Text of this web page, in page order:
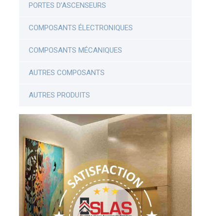
PORTES D’ASCENSEURS
COMPOSANTS ÉLECTRONIQUES
COMPOSANTS MÉCANIQUES
AUTRES COMPOSANTS
AUTRES PRODUITS